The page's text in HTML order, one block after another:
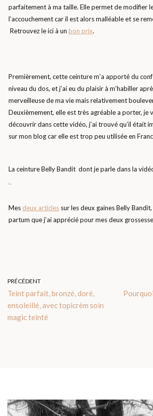
parfaitement à ma taille. Elle permet de modifier
l’accouchement car il est alors malléable et se
Retrouvez le ici à un bon prix.
Premièrement, cette ceinture m’a apporté du
niveau du dos, et j’ai eu du plaisir à m’habiller
merveilleuse de ma vie mais relativement
Deuxièmement, elle est très agréable a porter, je
découvrir dans cette vidéo, j’ai trouvé qu’il était
sur mon blog car elle est trop peu utilisée en
La ceinture Belly Bandit dont je parle dans la
.
Mes deux articles sur les deux gaines Belly
partum que j’ai apprécié pour mes deux
PRÉCÉDENT
Teint parfait, bronzé, doré,
ensoleillé, avec topicrèm soin
magic teinté